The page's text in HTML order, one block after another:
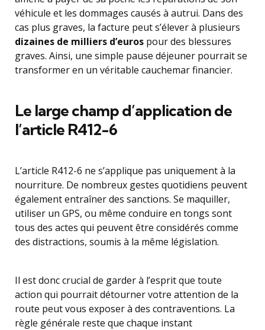
véhicule et les dommages causés à autrui. Dans des
cas plus graves, la facture peut s’élever à plusieurs
dizaines de milliers d’euros pour des blessures
graves. Ainsi, une simple pause déjeuner pourrait se
transformer en un véritable cauchemar financier.
Le large champ d’application de
l’article R412-6
L’article R412-6 ne s’applique pas uniquement à la
nourriture. De nombreux gestes quotidiens peuvent
également entraîner des sanctions. Se maquiller,
utiliser un GPS, ou même conduire en tongs sont
tous des actes qui peuvent être considérés comme
des distractions, soumis à la même législation.
Il est donc crucial de garder à l’esprit que toute
action qui pourrait détourner votre attention de la
route peut vous exposer à des contraventions. La
règle générale reste que chaque instant